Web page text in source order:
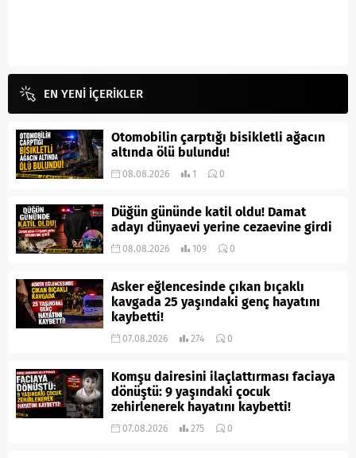
EN YENİ İÇERİKLER
Otomobilin çarptığı bisikletli ağacın
altında ölü bulundu!
08.08.2026 1 0
Düğün gününde katil oldu! Damat
adayı dünyaevi yerine cezaevine girdi
08.08.2026 109 0
Asker eğlencesinde çıkan bıçaklı
kavgada 25 yaşındaki genç hayatını
kaybetti!
07.08.2026 274 0
Komşu dairesini ilaçlattırması faciaya
dönüştü: 9 yaşındaki çocuk
zehirlenerek hayatını kaybetti!
07.08.2026 275 0